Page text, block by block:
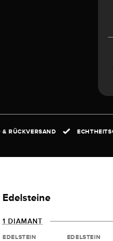
& RÜCKVERSAND
Edelsteine
1 DIAMANT
EDELSTEIN
EDELSTEIN